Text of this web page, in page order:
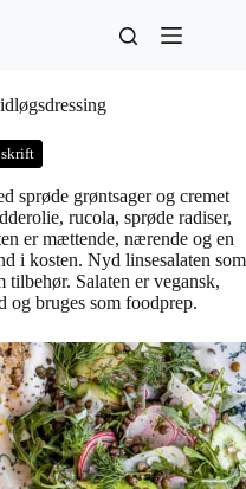
sprøde grøntsager og cremet
rucola, sprøde radiser,
er mættende, nærende og en
i kosten. Nyd linsesalaten som
tilbehør. Salaten er vegansk,
og bruges som foodprep.